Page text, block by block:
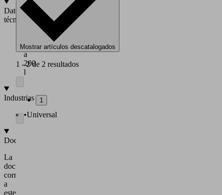
Datos
técnicos
Volúmen:
5
a
200
l
Industrias
•Universal
Documentación
La
documentación
correspondiente
a
este
Mostrar artículos descatalogados
1 - 2 de 2 resultados
1